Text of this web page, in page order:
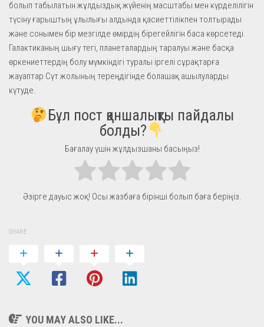
болып табылатын жұлдыздық жүйенің масштабы мен күрделілігін
түсіну ғарыштың ұлылығы алдында қасиеттілікпен толтырады
және сонымен бір мезгілде өмірдің бірегейлігін баса көрсетеді.
Галактиканың шығу тегі, планеталардың таралуы және басқа
өркениеттердің болу мүмкіндігі туралы іргелі сұрақтарға
жауаптар Сүт жолының тереңдігінде болашақ ашылуларды
күтуде.
Бұл пост қаншалықты пайдалы
болды?
Бағалау үшін жұлдызшаны басыңыз!
Әзірге дауыс жоқ! Осы жазбаға бірінші болып баға беріңіз.
SHARE
YOU MAY ALSO LIKE...